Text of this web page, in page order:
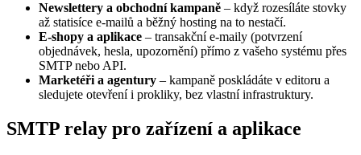
Newslettery a obchodní kampaně – když rozesíláte stovky
až statisíce e-mailů a běžný hosting na to nestačí.
E-shopy a aplikace – transakční e-maily (potvrzení
objednávek, hesla, upozornění) přímo z vašeho systému přes
SMTP nebo API.
Marketéři a agentury – kampaně poskládáte v editoru a
sledujete otevření i prokliky, bez vlastní infrastruktury.
SMTP relay pro zařízení a aplikace